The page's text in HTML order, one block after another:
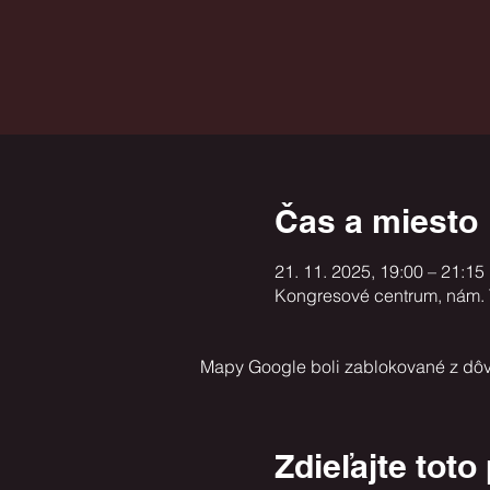
Čas a miesto
21. 11. 2025, 19:00 – 21:15
Kongresové centrum,
Mapy Google boli zablokované z
Zdieľajte toto